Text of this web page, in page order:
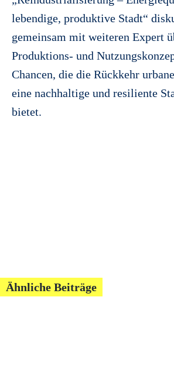
lebendige, produktive Stadt“
gemeinsam mit weiteren Expert
Produktions- und
Chancen, die die Rückkehr
eine nachhaltige und resiliente
bietet.
Ähnliche Beiträge